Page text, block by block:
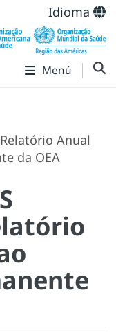
Idioma
Menú
Anual
da OEA